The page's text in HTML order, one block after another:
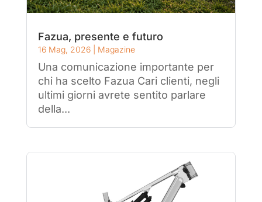
Fazua, presente e futuro
16 Mag, 2026| Magazine
Una comunicazione importante per
chi ha scelto Fazua Cari clienti, negli
ultimi giorni avrete sentito parlare
della...